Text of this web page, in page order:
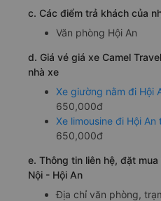
c. Các điểm trả khách của
Văn phòng Hội An
d. Giá vé giá xe Camel
nhà xe
Xe giường nằm đi Hội
650,000đ
Xe limousine đi Hội An
650,000đ
e. Thông tin liên hệ, đặt
Nội - Hội An
Địa chỉ văn phòng,